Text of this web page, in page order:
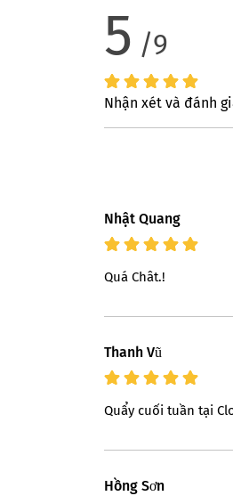
5/9
Nhận xét và đánh
Nhật Quang
Quá Chât.!
Thanh Vũ
Quẩy cuối tuần tại
Hồng Sơn